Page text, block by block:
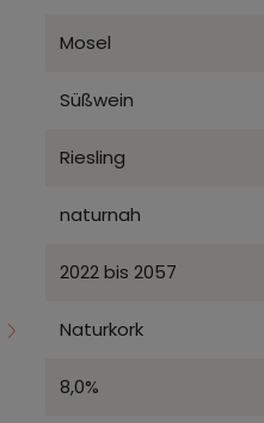
Mosel
Süßwein
Riesling
naturnah
2022 bis 2057
Naturkork
8,0%